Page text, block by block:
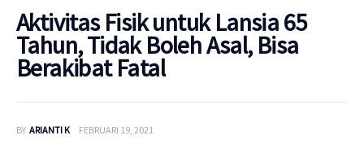
ENG
Untuk Bisnis
Aktivitas Fisik untuk Lansia 65
Tahun, Tidak Boleh Asal, Bisa
Berakibat Fatal
BY ARIANTI K FEBRUARI 19, 2021